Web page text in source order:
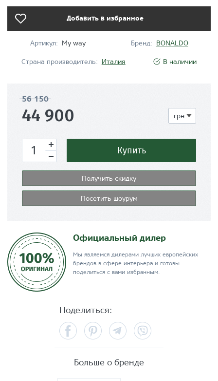
Добавить в избранное
Артикул: My way Бренд: BONALDO
Страна производитель: Италия В наличии
56 150
44 900
Купить
Получить скидку
Посетить шоурум
Официальный дилер
Мы являемся дилерами лучших европейских
брендов в сфере интерьера и готовы
поделиться с вами избранным.
Поделиться:
FacebookPinterest Telegram
Больше о бренде